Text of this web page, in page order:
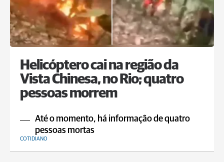
Helicóptero cai na região da
Vista Chinesa, no Rio; quatro
pessoas morrem
Até o momento, há informação de quatro
pessoas mortas
COTIDIANO